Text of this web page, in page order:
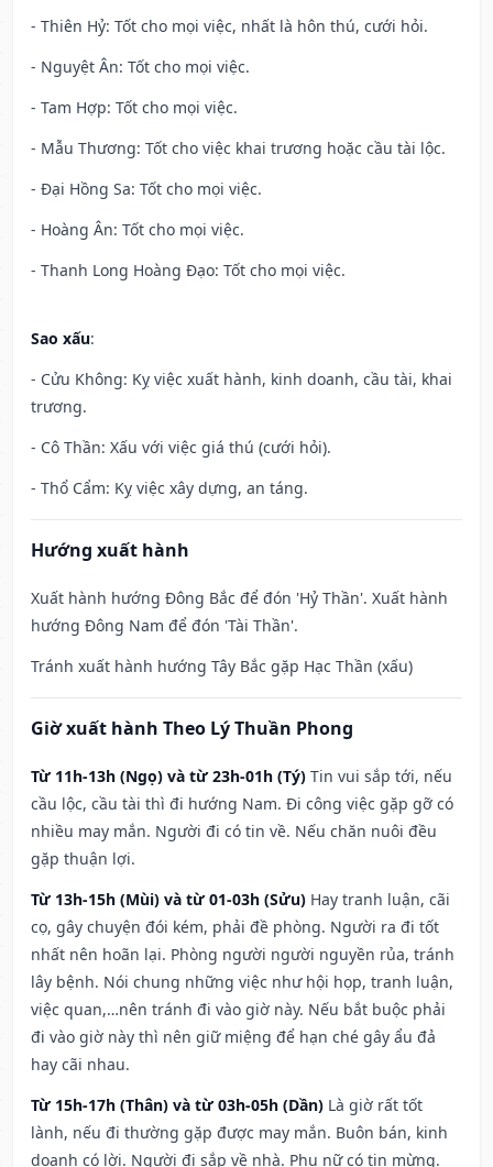
- Thiên Hỷ: Tốt cho mọi việc, nhất là hôn thú, cưới hỏi.
- Nguyệt Ân: Tốt cho mọi việc.
- Tam Hợp: Tốt cho mọi việc.
- Mẫu Thương: Tốt cho việc khai trương hoặc cầu tài lộc.
- Đại Hồng Sa: Tốt cho mọi việc.
- Hoàng Ân: Tốt cho mọi việc.
- Thanh Long Hoàng Đạo: Tốt cho mọi việc.
Sao xấu:
- Cửu Không: Kỵ việc xuất hành, kinh doanh, cầu tài, khai
trương.
- Cô Thần: Xấu với việc giá thú (cưới hỏi).
- Thổ Cẩm: Kỵ việc xây dựng, an táng.
Hướng xuất hành
Xuất hành hướng Đông Bắc để đón 'Hỷ Thần'. Xuất hành
hướng Đông Nam để đón 'Tài Thần'.
Tránh xuất hành hướng Tây Bắc gặp Hạc Thần (xấu)
Giờ xuất hành Theo Lý Thuần Phong
Từ 11h-13h (Ngọ) và từ 23h-01h (Tý) Tin vui sắp tới, nếu
cầu lộc, cầu tài thì đi hướng Nam. Đi công việc gặp gỡ có
nhiều may mắn. Người đi có tin về. Nếu chăn nuôi đều
gặp thuận lợi.
Từ 13h-15h (Mùi) và từ 01-03h (Sửu) Hay tranh luận, cãi
cọ, gây chuyện đói kém, phải đề phòng. Người ra đi tốt
nhất nên hoãn lại. Phòng người người nguyền rủa, tránh
lây bệnh. Nói chung những việc như hội họp, tranh luận,
việc quan,…nên tránh đi vào giờ này. Nếu bắt buộc phải
đi vào giờ này thì nên giữ miệng để hạn ché gây ẩu đả
hay cãi nhau.
Từ 15h-17h (Thân) và từ 03h-05h (Dần) Là giờ rất tốt
lành, nếu đi thường gặp được may mắn. Buôn bán, kinh
doanh có lời. Người đi sắp về nhà. Phụ nữ có tin mừng.